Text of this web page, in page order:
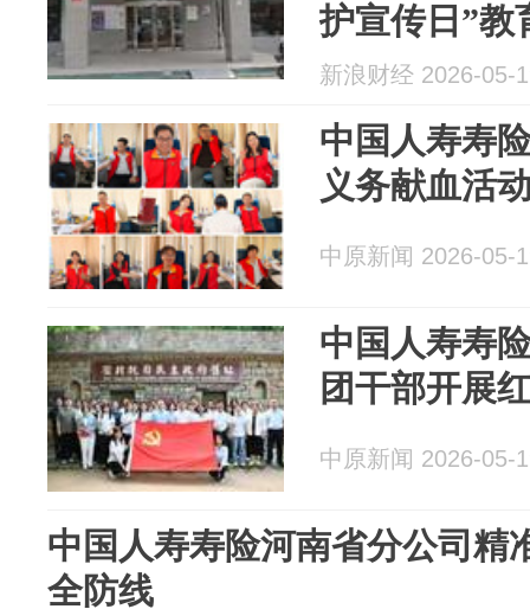
护宣传日”教
新浪财经 2026-05-
中国人寿寿
义务献血活
中原新闻 2026-05-
中国人寿寿
团干部开展
中原新闻 2026-05-
中国人寿寿险河南省分公司精
全防线